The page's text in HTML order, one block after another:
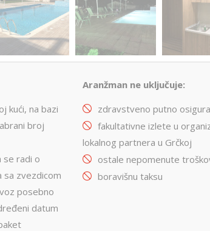
kući, na bazi
broj
se radi o
sa zvezdicom
posebno
datum
Aranžman ne uključuje:
zdravstveno putno
fakultativne izlete u
lokalnog partnera u Grčkoj
ostale nepomenute
boravišnu taksu